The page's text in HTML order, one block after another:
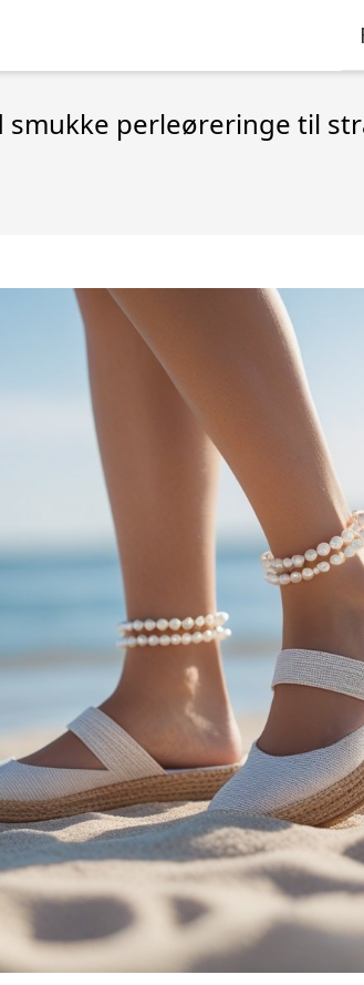
smukke perleøreringe til